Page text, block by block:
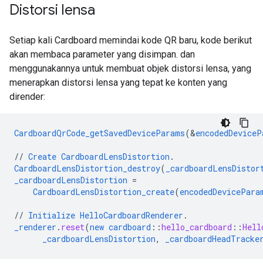
Distorsi lensa
Setiap kali Cardboard memindai kode QR baru, kode berikut
akan membaca parameter yang disimpan. dan
menggunakannya untuk membuat objek distorsi lensa, yang
menerapkan distorsi lensa yang tepat ke konten yang
dirender:
CardboardQrCode_getSavedDeviceParams(&
// Create CardboardLensDistortion .
CardboardLensDistortion_destroy(
_cardboardLensDistortion =
CardboardLensDistortion_create(
// Initialize HelloCardboardRenderer .
_renderer . reset(new cardboard ::hello_cardboard ::
_cardboardLensDistortion,